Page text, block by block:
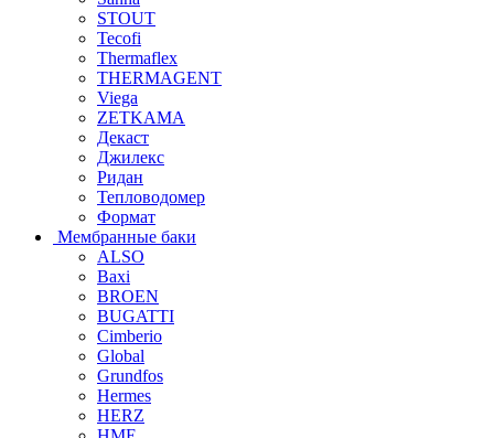
STOUT
Tecofi
Thermaflex
THERMAGENT
Viega
ZETKAMA
Декаст
Джилекс
Ридан
Тепловодомер
Формат
Мембранные баки
ALSO
Baxi
BROEN
BUGATTI
Cimberio
Global
Grundfos
Hermes
HERZ